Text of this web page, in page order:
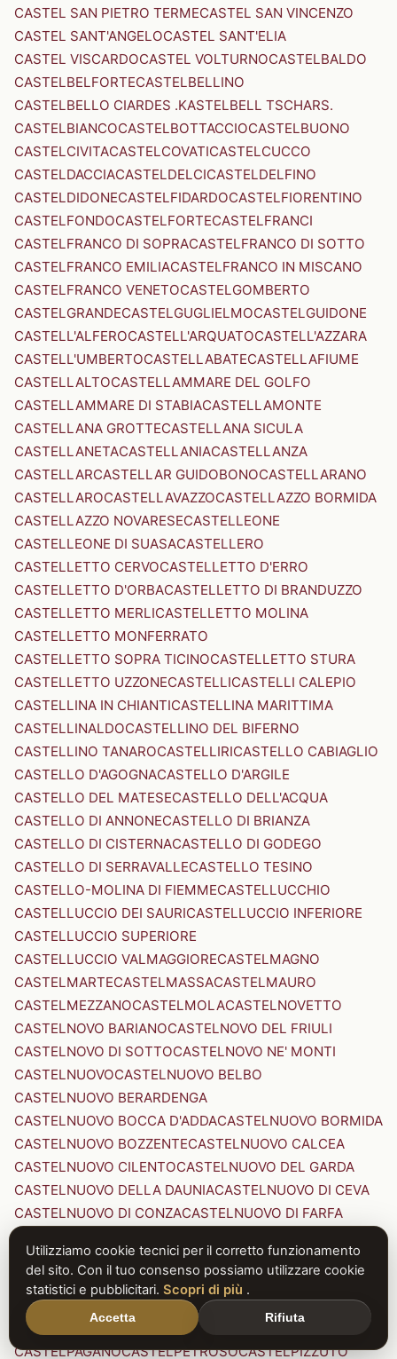
CASTEL SAN PIETRO TERMECASTEL SAN VINCENZO
CASTEL SANT'ANGELOCASTEL SANT'ELIA
CASTEL VISCARDOCASTEL VOLTURNOCASTELBALDO
CASTELBELFORTECASTELBELLINO
CASTELBELLO CIARDES .KASTELBELL TSCHARS.
CASTELBIANCOCASTELBOTTACCIOCASTELBUONO
CASTELCIVITACASTELCOVATICASTELCUCCO
CASTELDACCIACASTELDELCICASTELDELFINO
CASTELDIDONECASTELFIDARDOCASTELFIORENTINO
CASTELFONDOCASTELFORTECASTELFRANCI
CASTELFRANCO DI SOPRACASTELFRANCO DI SOTTO
CASTELFRANCO EMILIACASTELFRANCO IN MISCANO
CASTELFRANCO VENETOCASTELGOMBERTO
CASTELGRANDECASTELGUGLIELMOCASTELGUIDONE
CASTELL'ALFEROCASTELL'ARQUATOCASTELL'AZZARA
CASTELL'UMBERTOCASTELLABATECASTELLAFIUME
CASTELLALTOCASTELLAMMARE DEL GOLFO
CASTELLAMMARE DI STABIACASTELLAMONTE
CASTELLANA GROTTECASTELLANA SICULA
CASTELLANETACASTELLANIACASTELLANZA
CASTELLARCASTELLAR GUIDOBONOCASTELLARANO
CASTELLAROCASTELLAVAZZOCASTELLAZZO BORMIDA
CASTELLAZZO NOVARESECASTELLEONE
CASTELLEONE DI SUASACASTELLERO
CASTELLETTO CERVOCASTELLETTO D'ERRO
CASTELLETTO D'ORBACASTELLETTO DI BRANDUZZO
CASTELLETTO MERLICASTELLETTO MOLINA
CASTELLETTO MONFERRATO
CASTELLETTO SOPRA TICINOCASTELLETTO STURA
CASTELLETTO UZZONECASTELLICASTELLI CALEPIO
CASTELLINA IN CHIANTICASTELLINA MARITTIMA
CASTELLINALDOCASTELLINO DEL BIFERNO
CASTELLINO TANAROCASTELLIRICASTELLO CABIAGLIO
CASTELLO D'AGOGNACASTELLO D'ARGILE
CASTELLO DEL MATESECASTELLO DELL'ACQUA
CASTELLO DI ANNONECASTELLO DI BRIANZA
CASTELLO DI CISTERNACASTELLO DI GODEGO
CASTELLO DI SERRAVALLECASTELLO TESINO
CASTELLO-MOLINA DI FIEMMECASTELLUCCHIO
CASTELLUCCIO DEI SAURICASTELLUCCIO INFERIORE
CASTELLUCCIO SUPERIORE
CASTELLUCCIO VALMAGGIORECASTELMAGNO
CASTELMARTECASTELMASSACASTELMAURO
CASTELMEZZANOCASTELMOLACASTELNOVETTO
CASTELNOVO BARIANOCASTELNOVO DEL FRIULI
CASTELNOVO DI SOTTOCASTELNOVO NE' MONTI
CASTELNUOVOCASTELNUOVO BELBO
CASTELNUOVO BERARDENGA
CASTELNUOVO BOCCA D'ADDACASTELNUOVO BORMIDA
CASTELNUOVO BOZZENTECASTELNUOVO CALCEA
CASTELNUOVO CILENTOCASTELNUOVO DEL GARDA
CASTELNUOVO DELLA DAUNIACASTELNUOVO DI CEVA
CASTELNUOVO DI CONZACASTELNUOVO DI FARFA
CASTELNUOVO DI PORTO CASTELNUOVO DON BOSCO
CASTELNUOVO MAGRACASTELNUOVO NIGRA
CASTELNUOVO PARANOCASTELNUOVO RANGONE
CASTELNUOVO SCRIVIA
CASTELNUOVO VAL DI CECINA
CASTELPAGANOCASTELPETROSOCASTELPIZZUTO
Utilizziamo cookie tecnici per il corretto funzionamento
del sito. Con il tuo consenso possiamo utilizzare cookie
statistici e pubblicitari. Scopri di più .
Accetta Rifiuta